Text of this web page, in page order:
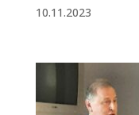
10.11.2023